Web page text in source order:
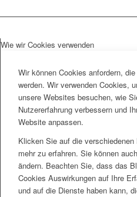
Wie wir Cookies verwenden
Wir können Cookies anfordern,
werden. Wir verwenden Cookies,
unsere Websites besuchen, wie
Nutzererfahrung verbessern und
Website anpassen.
Klicken Sie auf die
mehr zu erfahren. Sie können
ändern. Beachten Sie, dass das
Cookies Auswirkungen auf Ihre
und auf die Dienste haben kann,